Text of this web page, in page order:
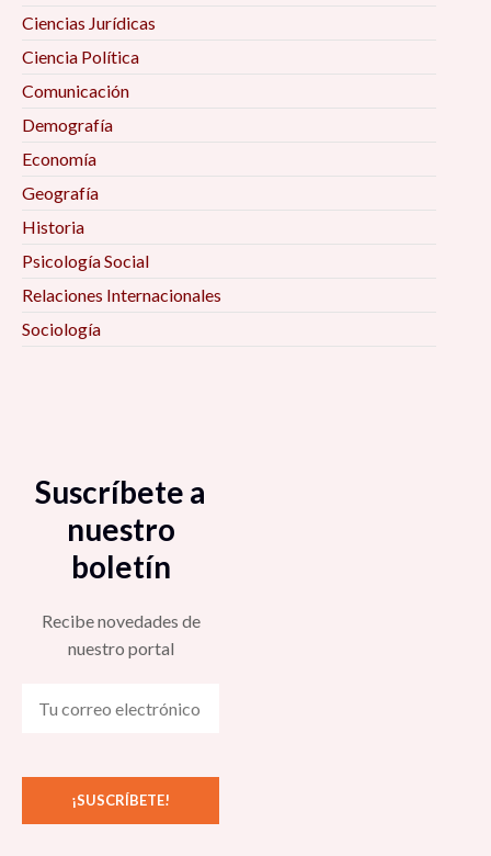
Ciencias Jurídicas
Ciencia Política
Comunicación
Demografía
Economía
Geografía
Historia
Psicología Social
Relaciones Internacionales
Sociología
Suscríbete a
nuestro
boletín
Recibe novedades de
nuestro portal